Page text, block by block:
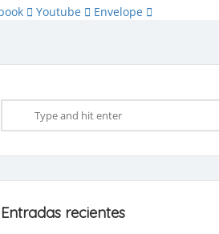
Youtube Envelope
Entradas recientes